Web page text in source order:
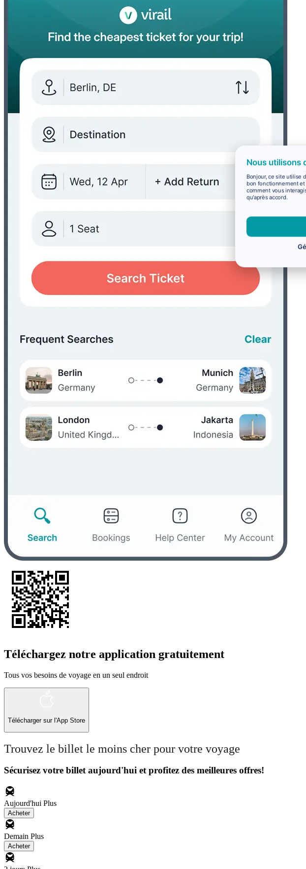
Téléchargez notre application gratuitement
Tous vos besoins de voyage en un seul endroit
Télécharger sur l'App Store
Trouvez le billet le moins cher pour votre voyage
Sécurisez votre billet aujourd'hui et profitez des meilleures offres!
Aujourd'hui Plus
Acheter
Demain Plus
Acheter
Nous utilisons
Bonjour, ce site utilise
bon fonctionnement
comment vous
qu'après accord.